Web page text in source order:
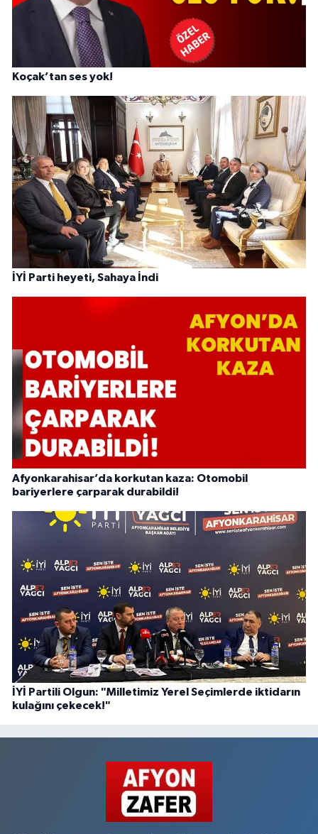
Koçak’tan ses yok!
İYİ Parti heyeti, Sahaya İndi
Afyonkarahisar’da korkutan kaza: Otomobil
bariyerlere çarparak durabildi!
İYİ Partili Olgun: "Milletimiz Yerel Seçimlerde iktidarın
kulağını çekecek!"